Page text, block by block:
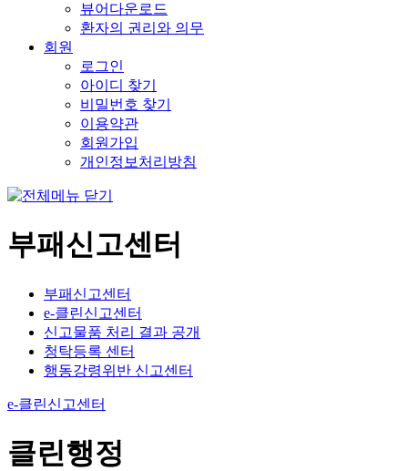
뷰어다운로드
환자의 권리와 의무
회원
로그인
아이디 찾기
비밀번호 찾기
이용약관
회원가입
개인정보처리방침
부패신고센터
부패신고센터
e-클린신고센터
신고물품 처리 결과 공개
청탁등록 센터
행동강령위반 신고센터
e-클린신고센터
클린행정